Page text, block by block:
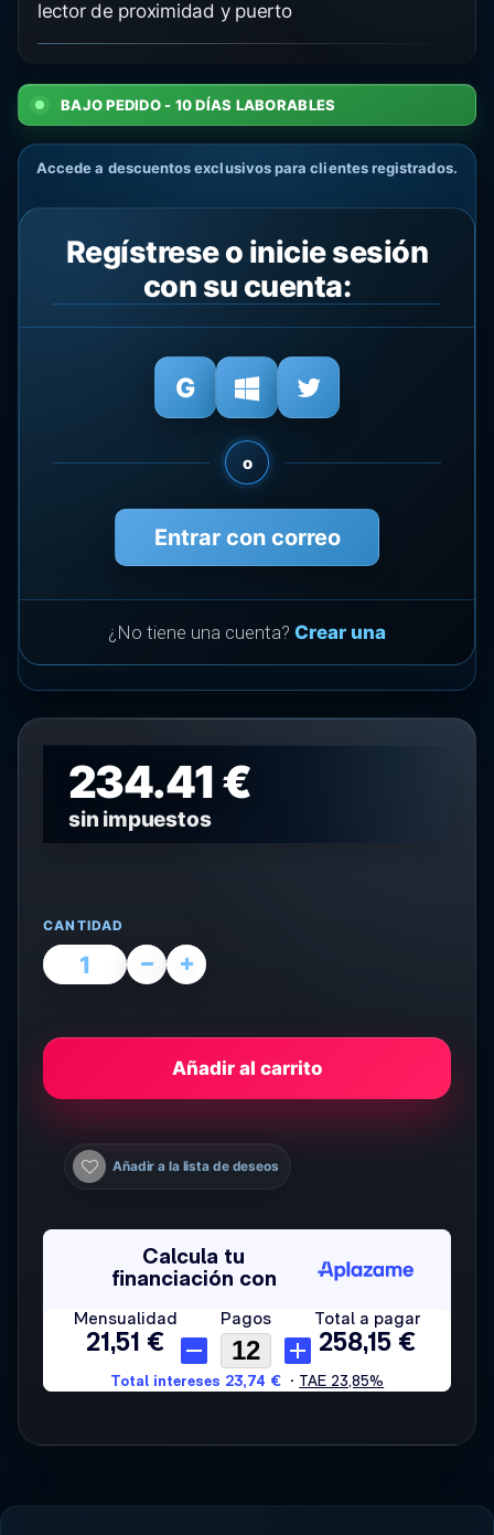
lector de proximidad y puerto
BAJO PEDIDO - 10 DÍAS LABORABLES
Accede a descuentos exclusivos para clientes registrados.
Regístrese o inicie sesión
con su cuenta:
o
Entrar con correo
¿No tiene una cuenta? Crear una
234.41 €
sin impuestos
CANTIDAD
Añadir al carrito
Añadir a la lista de deseos